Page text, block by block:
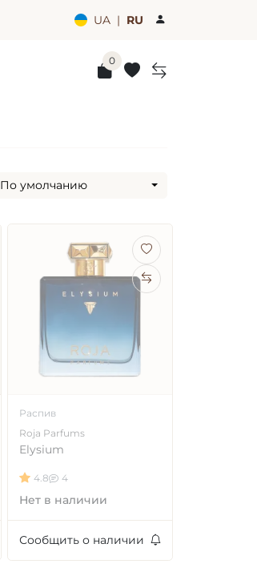
UA | RU
0
По умолчанию
Распив
Roja Parfums
Elysium
4.8 4
Нет в наличии
Сообщить о наличии